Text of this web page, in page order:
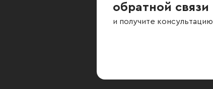
обратной связи
и получите консультацию